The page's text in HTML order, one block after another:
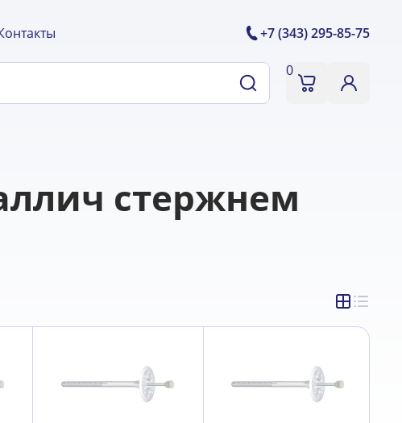
+7 (343) 295-85-75
0
стержнем